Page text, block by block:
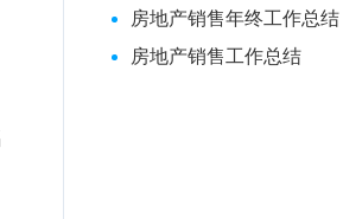
房地产销售年终工作总结
房地产销售工作总结